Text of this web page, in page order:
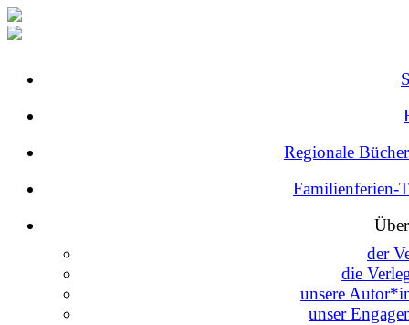
Regionale
Familienferien-
der
die
unsere
unser